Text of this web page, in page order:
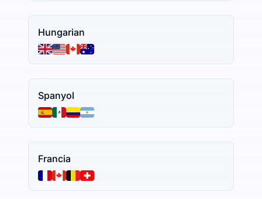
Hungarian
Spanyol
Francia